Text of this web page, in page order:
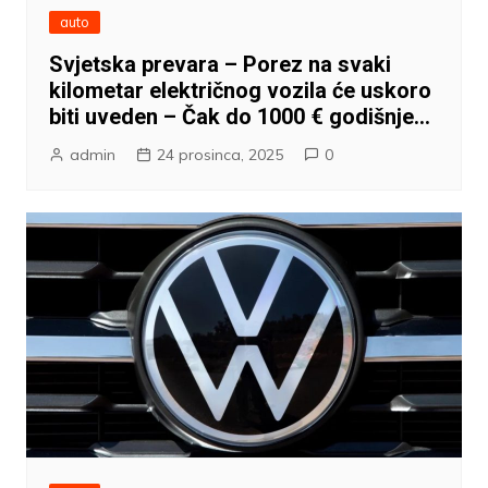
auto
Svjetska prevara – Porez na svaki
kilometar električnog vozila će uskoro
biti uveden – Čak do 1000 € godišnje…
admin 24 prosinca, 2025 0